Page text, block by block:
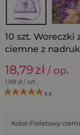
10 szt.
ciemne z
18,79zł / op.
1,88 zł / szt.
5.0
Kolor:Fioletowy